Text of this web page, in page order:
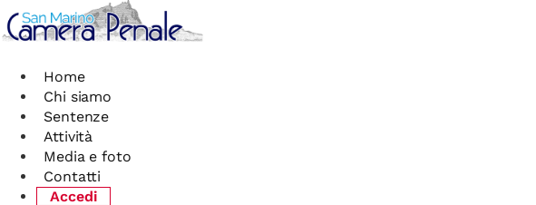
Vai
al
Home
Chi siamo
Sentenze
Attività
Media e foto
Contatti
Accedi